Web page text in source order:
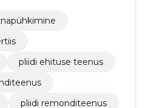
pliidi ehituse teenus
pliidi remonditeenus